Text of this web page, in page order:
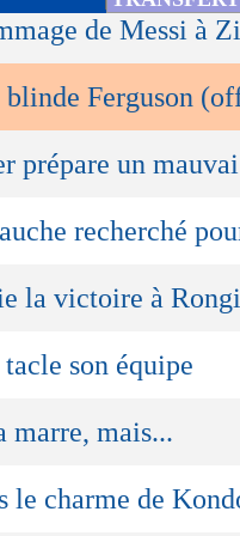
de Messi à
blinde Ferguson
prépare un
recherché
la victoire à
son équipe
marre, mais...
le charme de